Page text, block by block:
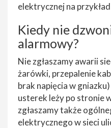
elektrycznej na
Kiedy nie
alarmowy?
Nie zgłaszamy awarii
żarówki, przepalenie
brak napięcia w
usterek leży po stronie
zgłaszamy także
elektrycznego w sieci